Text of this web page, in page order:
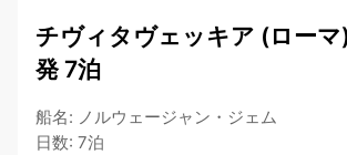
チヴィタヴェッキア (ロー
発 7泊
船名: ノルウェージャン・ジェム
日数: 7泊